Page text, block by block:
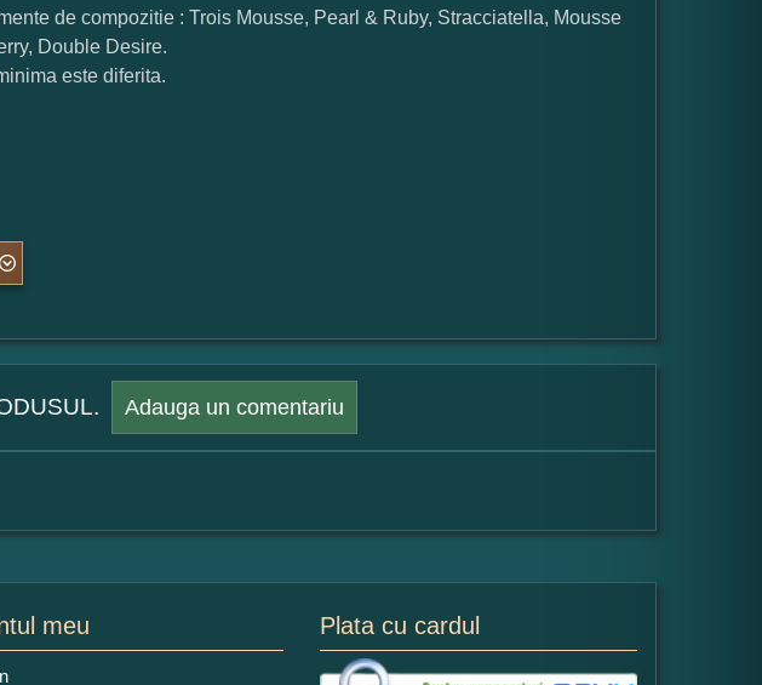
de compozitie : Trois Mousse, Pearl & Ruby, Stracciatella, Mousse
Double Desire.
este diferita.
Adauga un comentariu
meu Plata cu cardul